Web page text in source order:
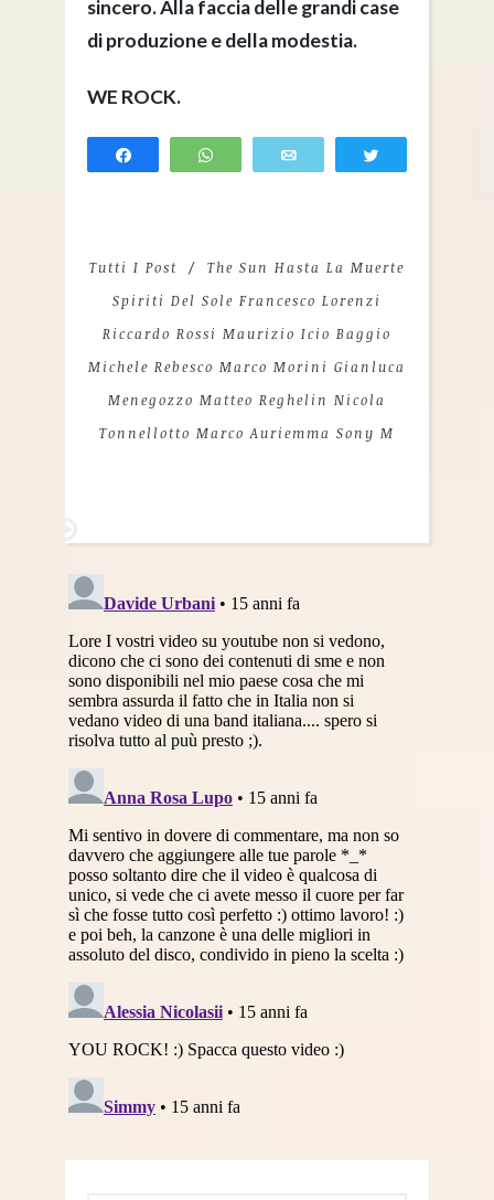
sincero. Alla faccia delle grandi case
di produzione e della modestia.
WE ROCK.
WhatsApp
Tutti I Post
The Sun Hasta La Muerte
Spiriti Del Sole Francesco Lorenzi
Riccardo Rossi Maurizio Icio Baggio
Michele Rebesco Marco Morini Gianluca
Menegozzo Matteo Reghelin Nicola
Tonnellotto Marco Auriemma Sony M